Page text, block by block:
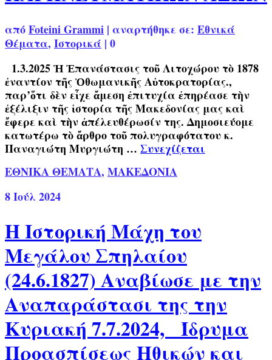
απόFoteini Grammi | αναρτήθηκε σε: Εθνικά
Θέματα, Ιστορικά | 0
1.3.2025 Ἡ Ἐπανάστασις τοῦ Λιτοχώρου τὸ 1878
ἐναντίον τῆς Ὀθωμανικῆς Αὐτοκρατορίας.,
παρ’ὅτι δὲν εἶχε ἄμεση ἐπιτυχία ἐπηρέασε τὴν
ἐξέλιξιν τῆς ἱστορία τῆς Μακεδονίας μας καὶ
ἔφερε καὶ τὴν ἀπέλευθέρωσίν της. Δημοσιεύομε
κατωτέρω τὸ ἄρθρο τοῦ πολυγραφότατου κ.
Παναγιώτη Μυργιώτη … Συνεχίζεται
ΕΘΝΙΚΑ ΘΕΜΑΤΑ, ΜΑΚΕΔΟΝΙΑ
8Ιούλ 2024
Η Ιστορική Μάχη του
Μεγάλου Σπηλαίου
(24.6.1827) Αναβίωσε με την
Αναπαράστασι της την
Κυριακή 7.7.2024, Ίδρυμα
Προασπίσεως Ηθικών και